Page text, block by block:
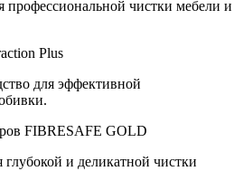
чистки мебели и
Plus
для эффективной
FIBRESAFE GOLD
и деликатной чистки